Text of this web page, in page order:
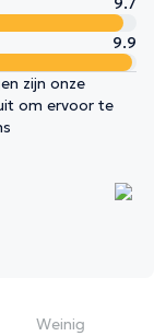
9.9
zijn onze
om ervoor te
Weinig